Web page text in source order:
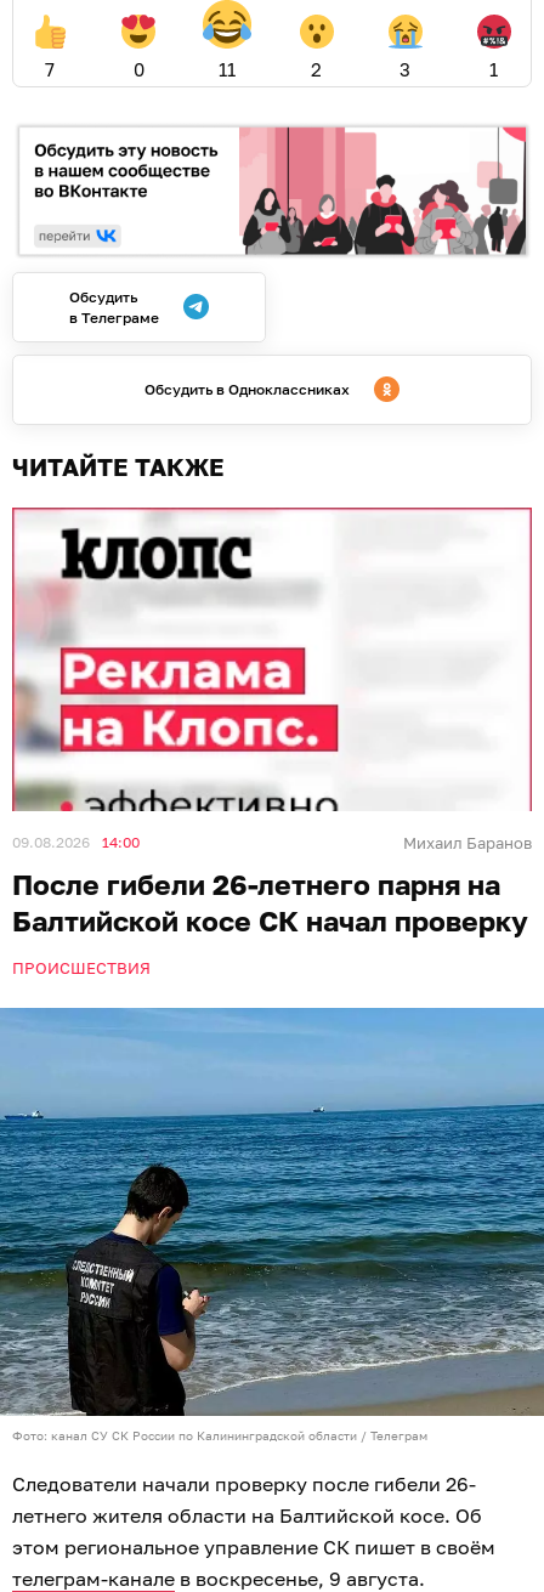
7 0 11 2 3 1
Обсудить
в Телеграме
Обсудить в Одноклассниках
ЧИТАЙТЕ ТАКЖЕ
09.08.2026 14:00 Михаил Баранов
После гибели 26-летнего парня на
Балтийской косе СК начал проверку
ПРОИСШЕСТВИЯ
Фото: канал СУ СК России по Калининградской области / Телеграм
Следователи начали проверку после гибели 26-
летнего жителя области на Балтийской косе. Об
этом региональное управление СК пишет в своём
телеграм-канале в воскресенье, 9 августа.